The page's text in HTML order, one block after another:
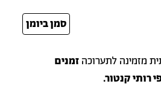
סמן ביומן
מזמינה לתערוכה זמנים
רותי קנטור.